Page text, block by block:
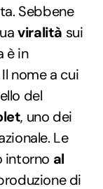
Sebbene
viralità sui
è in
Il nome a cui
del
, uno dei
Le
intorno al
di